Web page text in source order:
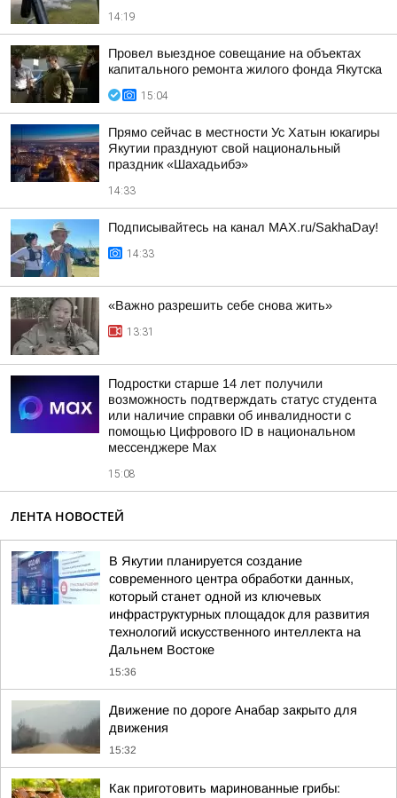
14:19
Провел выездное совещание на объектах
капитального ремонта жилого фонда Якутска
15:04
Прямо сейчас в местности Ус Хатын юкагиры
Якутии празднуют свой национальный
праздник «Шахадьибэ»
14:33
Подписывайтесь на канал MAX.ru/SakhaDay!
14:33
«Важно разрешить себе снова жить»
13:31
Подростки старше 14 лет получили
возможность подтверждать статус студента
или наличие справки об инвалидности с
помощью Цифрового ID в национальном
мессенджере Мах
15:08
ЛЕНТА НОВОСТЕЙ
В Якутии планируется создание
современного центра обработки данных,
который станет одной из ключевых
инфраструктурных площадок для развития
технологий искусственного интеллекта на
Дальнем Востоке
15:36
Движение по дороге Анабар закрыто для
движения
15:32
Как приготовить маринованные грибы: